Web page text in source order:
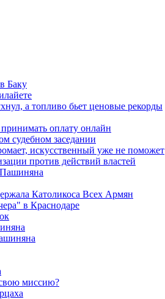
Баку
а топливо бьет ценовые рекорды
оплату онлайн
судебном заседании
искусственный уже не поможет
против действий властей
Католикоса Всех Армян
в Краснодаре
миссию?